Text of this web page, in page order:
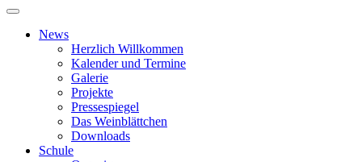
News
Herzlich Willkommen
Kalender und Termine
Galerie
Projekte
Pressespiegel
Das Weinblättchen
Downloads
Schule